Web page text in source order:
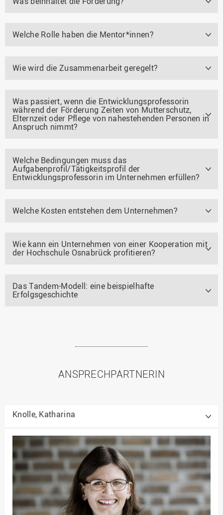
Welche Rolle haben die Mentor*innen?
Wie wird die Zusammenarbeit geregelt?
Was passiert, wenn die Entwicklungsprofessorin
während der Förderung Zeiten von Mutterschutz,
Elternzeit oder Pflege von nahestehenden Personen in
Anspruch nimmt?
Welche Bedingungen muss das
Aufgabenprofil/Tätigkeitsprofil der
Entwicklungsprofessorin im Unternehmen erfüllen?
Welche Kosten entstehen dem Unternehmen?
Wie kann ein Unternehmen von einer Kooperation mit
der Hochschule Osnabrück profitieren?
Das Tandem-Modell: eine beispielhafte
Erfolgsgeschichte
ANSPRECHPARTNERIN
Knolle, Katharina